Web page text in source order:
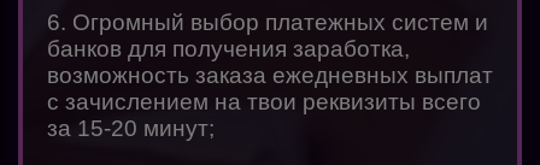
6. Огромный выбор платежных систем и
банков для получения заработка,
возможность заказа ежедневных выплат
с зачислением на твои реквизиты всего
за 15-20 минут;